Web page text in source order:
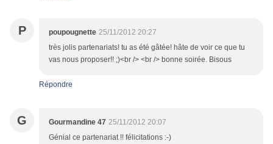
P poupougnette 25/11/2012 20:27
très jolis partenariats! tu as été gâtée! hâte de voir ce que tu
vas nous proposer!! ;)<br /> <br /> bonne soirée. Bisous
Répondre
G Gourmandine 47 25/11/2012 20:07
Génial ce partenariat !! félicitations :-)